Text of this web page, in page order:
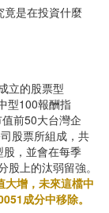
是在投資什麼
立的股票型
型100報酬指
前50大台灣企
股票所組成，共
，並會在每季
股上的汰弱留強。
大增，未來這檔中
成分中移除。